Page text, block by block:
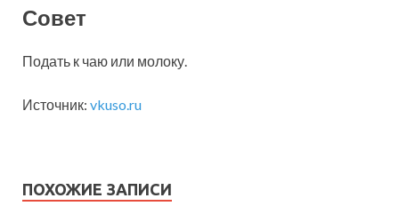
Совет
Подать к чаю или молоку.
Источник: vkuso.ru
ПОХОЖИЕ ЗАПИСИ